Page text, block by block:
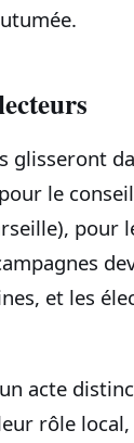
glisseront
le
pour
et les
acte
rôle